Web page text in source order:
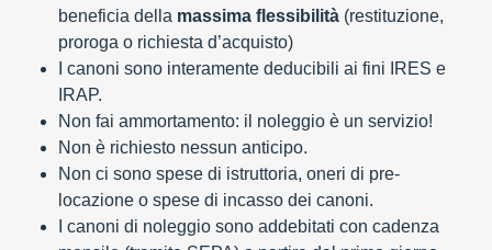
beneficia della massima flessibilità (restituzione,
proroga o richiesta d’acquisto)
I canoni sono interamente deducibili ai fini IRES e
IRAP.
Non fai ammortamento: il noleggio è un servizio!
Non è richiesto nessun anticipo.
Non ci sono spese di istruttoria, oneri di pre-
locazione o spese di incasso dei canoni.
I canoni di noleggio sono addebitati con cadenza